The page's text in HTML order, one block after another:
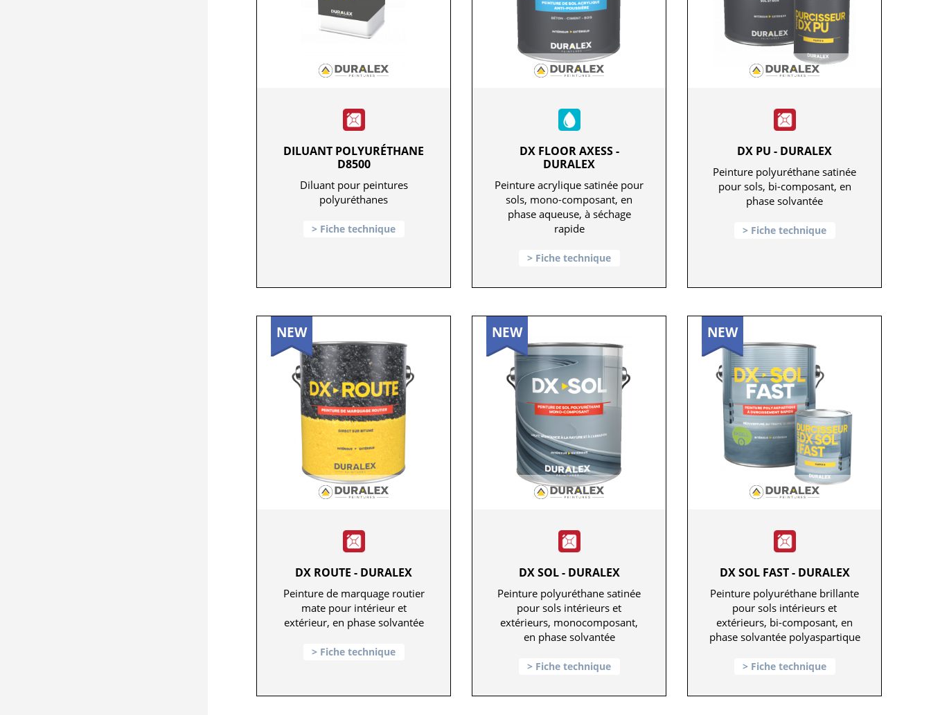
DILUANT POLYURÉTHANE
D8500
Diluant pour peintures
polyuréthanes
Fiche technique
DX FLOOR AXESS -
DURALEX
Peinture acrylique satinée pour
sols, mono-composant, en
phase aqueuse, à séchage
rapide
Fiche technique
DX PU - DURALEX
Peinture polyuréthane satinée
pour sols, bi-composant, en
phase solvantée
Fiche technique
NEW
DX ROUTE - DURALEX
Peinture de marquage routier
mate pour intérieur et
extérieur, en phase solvantée
Fiche technique
NEW
DX SOL - DURALEX
Peinture polyuréthane satinée
pour sols intérieurs et
extérieurs, monocomposant,
en phase solvantée
Fiche technique
NEW
DX SOL FAST - DURALEX
Peinture polyuréthane brillante
pour sols intérieurs et
extérieurs, bi-composant, en
phase solvantée polyaspartique
Fiche technique